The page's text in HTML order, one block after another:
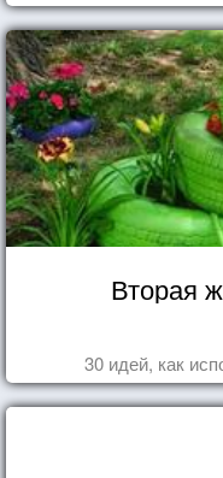
Вторая
30 идей, как